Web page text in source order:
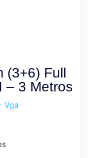
(3+6) Full
– 3 Metros
Vga